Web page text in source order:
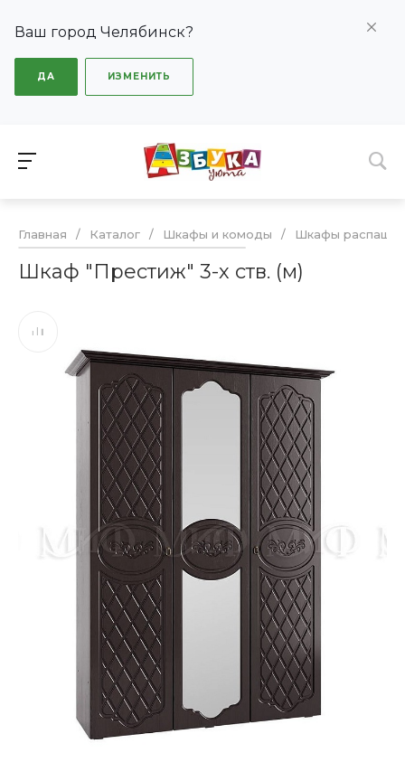
Ваш город Челябинск?
ДА ИЗМЕНИТЬ
Главная / Каталог / Шкафы и комоды / Шкафы
Шкаф "Престиж" 3-х ств. (м)